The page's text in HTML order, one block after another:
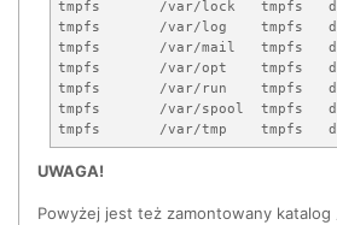
tmpfs       /var/lock   tmpfs
tmpfs       /var/log    tmpfs
tmpfs       /var/mail   tmpfs
tmpfs       /var/opt    tmpfs
tmpfs       /var/run    tmpfs
tmpfs       /var/spool  tmpfs
UWAGA!
Powyżej jest też zamontowany katalog